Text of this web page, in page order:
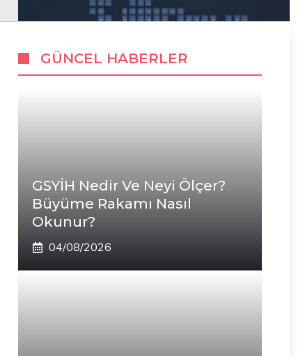
GÜNCEL HABERLER
GSYİH Nedir Ve Neyi Ölçer?
Büyüme Rakamı Nasıl
Okunur?
04/08/2026